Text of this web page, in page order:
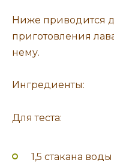
Ниже приводится
приготовления
нему.
Ингредиенты:
Для теста:
1,5 стакана воды